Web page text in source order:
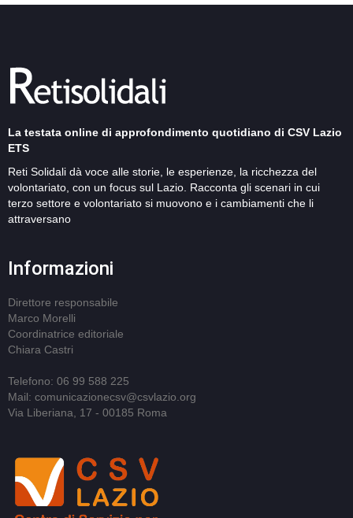
La testata online di approfondimento quotidiano di CSV Lazio
ETS
Reti Solidali dà voce alle storie, le esperienze, la ricchezza del
volontariato, con un focus sul Lazio. Racconta gli scenari in cui
terzo settore e volontariato si muovono e i cambiamenti che li
attraversano
Informazioni
Direttore responsabile
Marco Morelli
Coordinatrice editoriale
Chiara Castri
Telefono: 06 99 588 225
Mail: comunicazionecsv@csvlazio.org
Via Liberiana, 17 - 00185 Roma